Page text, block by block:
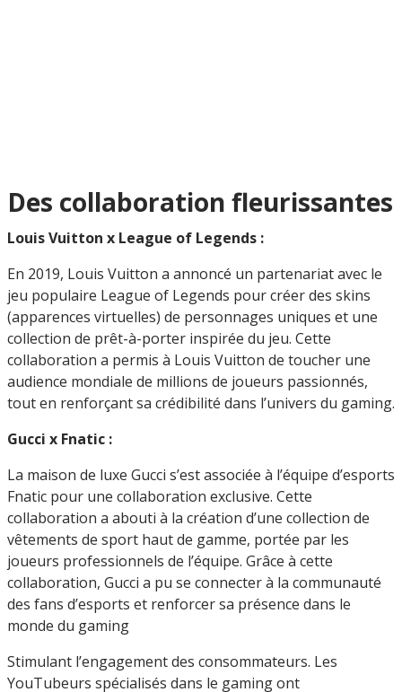
Des collaboration fleurissantes
Louis Vuitton x League of Legends :
En 2019, Louis Vuitton a annoncé un partenariat avec le
jeu populaire League of Legends pour créer des skins
(apparences virtuelles) de personnages uniques et une
collection de prêt-à-porter inspirée du jeu. Cette
collaboration a permis à Louis Vuitton de toucher une
audience mondiale de millions de joueurs passionnés,
tout en renforçant sa crédibilité dans l’univers du gaming.
Gucci x Fnatic :
La maison de luxe Gucci s’est associée à l’équipe d’esports
Fnatic pour une collaboration exclusive. Cette
collaboration a abouti à la création d’une collection de
vêtements de sport haut de gamme, portée par les
joueurs professionnels de l’équipe. Grâce à cette
collaboration, Gucci a pu se connecter à la communauté
des fans d’esports et renforcer sa présence dans le
monde du gaming
Stimulant l’engagement des consommateurs. Les
YouTubeurs spécialisés dans le gaming ont